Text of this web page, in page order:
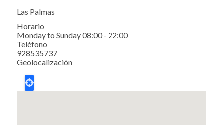
Las Palmas
Horario
Monday to Sunday 08:00 - 22:00
Teléfono
928535737
Geolocalización